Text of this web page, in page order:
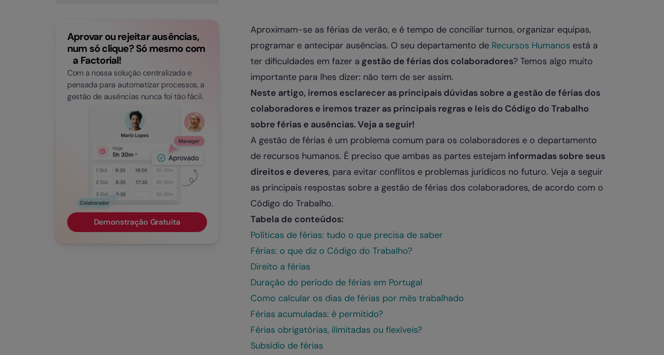
colaboradores
Calendário de feriados de 2024 em Portugal
3 dicas rápidas para uma boa gestão de férias
dos colaboradores
6 motivos para começar a utilizar o software
Aprovar ou rejeitar ausências,
num só clique? Só mesmo com
a Factorial!
Com a nossa solução centralizada e
pensada para automatizar processos, a
gestão de ausências nunca foi tão fácil.
Demonstração Gratuita
Aproximam-se as férias de verão, e é tempo de conciliar turnos, organizar equipas,
programar e antecipar ausências. O seu departamento de Recursos Humanos está a
ter dificuldades em fazer a gestão de férias dos colaboradores? Temos algo muito
importante para lhes dizer: não tem de ser assim.
Neste artigo, iremos esclarecer as principais dúvidas sobre a gestão de férias dos
colaboradores e iremos trazer as principais regras e leis do Código do Trabalho
sobre férias e ausências. Veja a seguir!
A gestão de férias é um problema comum para os colaboradores e o departamento
de recursos humanos. É preciso que ambas as partes estejam informadas sobre seus
direitos e deveres, para evitar conflitos e problemas jurídicos no futuro. Veja a seguir
as principais respostas sobre a gestão de férias dos colaboradores, de acordo com o
Código do Trabalho.
Tabela de conteúdos:
Políticas de férias: tudo o que precisa de saber
Férias: o que diz o Código do Trabalho?
Direito a férias
Duração do período de férias em Portugal
Como calcular os dias de férias por mês trabalhado
Férias acumuladas: é permitido?
Férias obrigatórias, ilimitadas ou flexíveis?
Subsídio de férias